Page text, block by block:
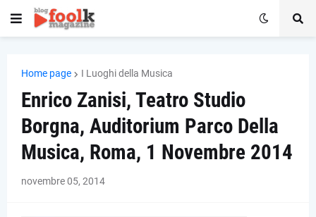
Home page I Luoghi della Musica
Enrico Zanisi, Teatro Studio
Borgna, Auditorium Parco Della
Musica, Roma, 1 Novembre 2014
novembre 05, 2014